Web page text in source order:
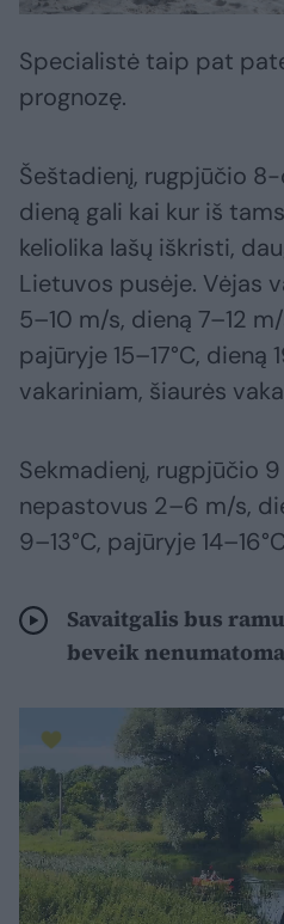
Specialistė taip pat
prognozę.
Šeštadienį, rugpjūčio
dieną gali kai kur iš
keliolika lašų iškristi,
Lietuvos pusėje. Vėjas
5–10 m/s, dieną 7–12 m/
pajūryje 15–17°C, dieną
vakariniam, šiaurės
Sekmadienį, rugpjūčio
nepastovus 2–6 m/s,
9–13°C, pajūryje
Savaitgalis bus
beveik nenumatoma